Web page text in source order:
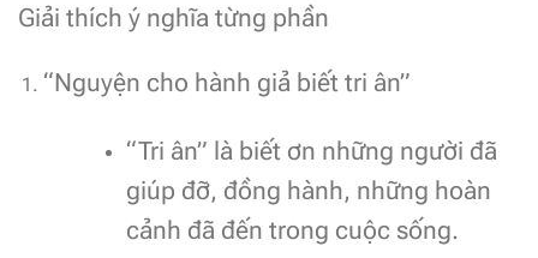
Giải thích ý nghĩa từng phần
“Nguyện cho hành giả biết tri ân”
“Tri ân” là biết ơn những người đã
giúp đỡ, đồng hành, những hoàn
cảnh đã đến trong cuộc sống.